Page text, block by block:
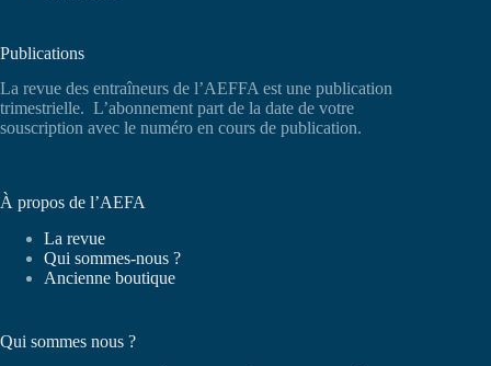
Publications
La revue des entraîneurs de l’AEFFA est une publication
trimestrielle. L’abonnement part de la date de votre
souscription avec le numéro en cours de publication.
À propos de l’AEFA
La revue
Qui sommes-nous ?
Ancienne boutique
Qui sommes nous ?